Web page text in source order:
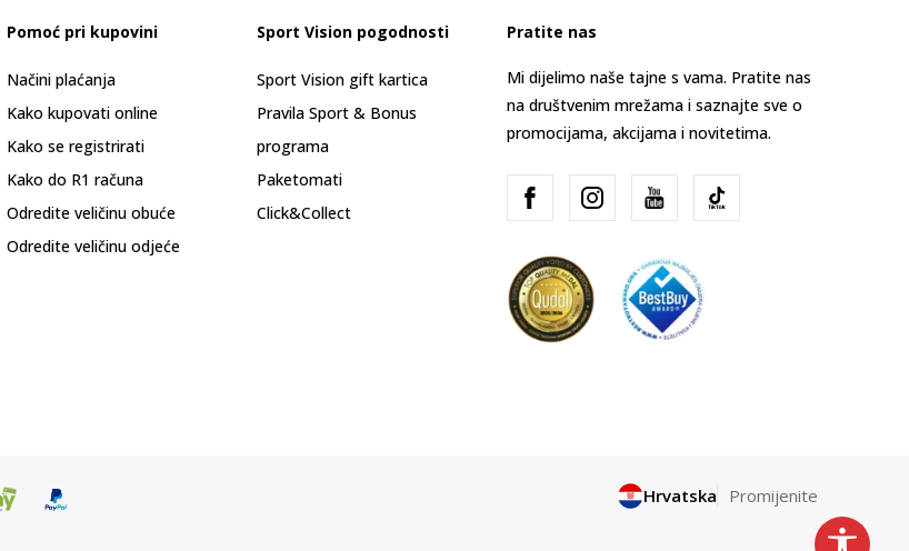
Pomoć pri kupovini
Načini plaćanja
Kako kupovati online
Kako se registrirati
Kako do R1 računa
Odredite veličinu obuće
Odredite veličinu odjeće
Sport Vision pogodnosti
Sport Vision gift kartica
Pravila Sport & Bonus
programa
Paketomati
Click&Collect
Pratite nas
Mi dijelimo naše tajne s vama. Pratite nas
na društvenim mrežama i saznajte sve o
promocijama, akcijama i novitetima.
Hrvatska Promijenite